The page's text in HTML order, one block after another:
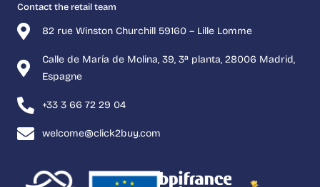
82 rue Winston Churchill 59160 – Lille Lomme
Calle de María de Molina, 39, 3ª planta, 28006 Madrid,
Espagne
+33 3 66 72 29 04
welcome@click2buy.com
Contact the retail team